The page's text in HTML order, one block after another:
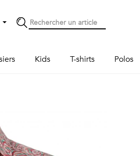
Kids T-shirts Polos